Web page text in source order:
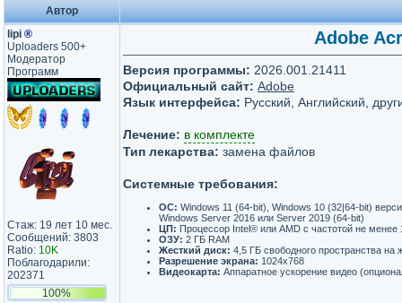
Автор
lipi ®
Uploaders 500+
Модератор
Программ
Стаж: 19 лет 10 мес.
Сообщений: 3803
Ratio: 10K
Поблагодарили:
202371
100%
Adobe
Версия программы: 2026.001.21411
Официальный сайт: Adobe
Язык интерфейса: Русский, Английский,
Лечение: в комплекте
Тип лекарства: замена файлов
Системные требования:
ОС: Windows 11 (64-bit), Windows 10 (32|64-bit)
Windows Server 2016 или Server 2019 (64-bit)
ЦП: Процессор Intel® или AMD с частотой не менее
ОЗУ: 2 ГБ RAM
Жесткий диск: 4,5 ГБ свободного пространства на
Разрешение экрана: 1024x768
Видеокарта: Аппаратное ускорение видео